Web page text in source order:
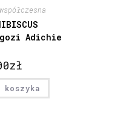
Adichie
zł
koszyka